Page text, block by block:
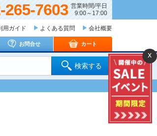
265-7603 営業時間/平日
9:00～17:00
用ガイド よくある質問 会社概要
お問合せ カート
検索する
x